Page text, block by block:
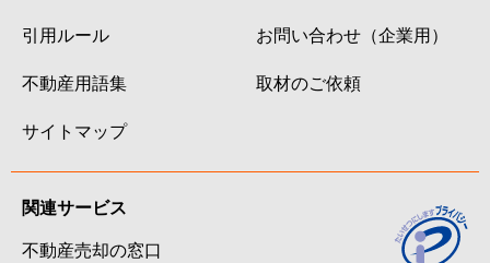
引用ルール
不動産用語集
サイトマップ
お問い合わせ（企業用）
取材のご依頼
関連サービス
不動産売却の窓口